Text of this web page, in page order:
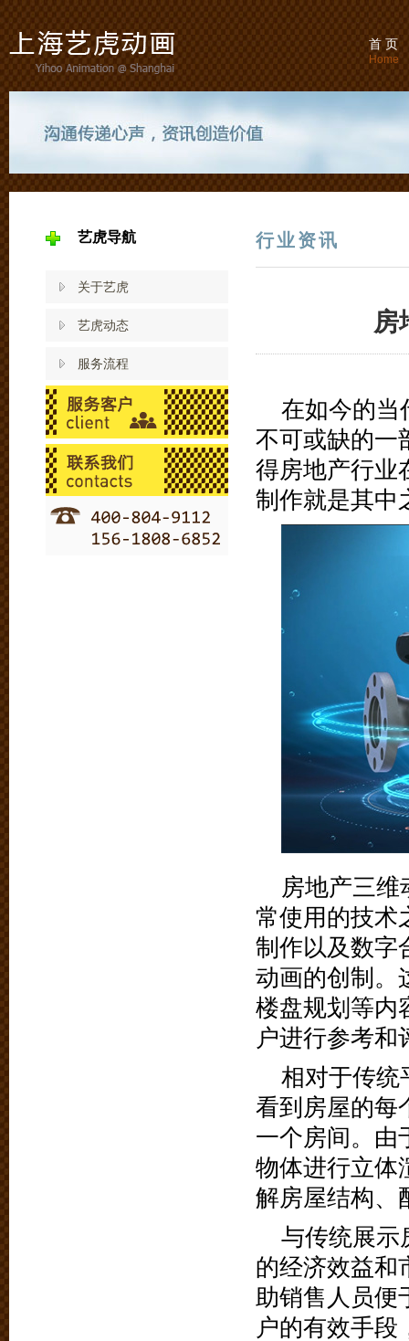
首 页
Home
艺虎导航
关于艺虎
艺虎动态
服务流程
行业资讯
房
在如今的当
不可或缺的一
得房地产行业
制作就是其中
房地产三
常使用的技术
制作以及数字
动画的创制。
楼盘规划等内
户进行参考和
相对于传统
看到房屋的每
一个房间。由
物体进行立体
解房屋结构、
与传统展示
的经济效益和
助销售人员便
户的有效手